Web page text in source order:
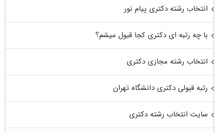
انتخاب رشته دکتری پیام نور
با چه رتبه ای دکتری کجا قبول میشم؟
انتخاب رشته مجازی دکتری
رتبه قبولی دکتری دانشگاه تهران
سایت انتخاب رشته دکتری